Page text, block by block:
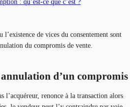
: qu’est-ce que c’est ?
l’existence de vices du consentement sont
du compromis de vente.
d’un compromis
l’acquéreur, renonce à la transaction alors